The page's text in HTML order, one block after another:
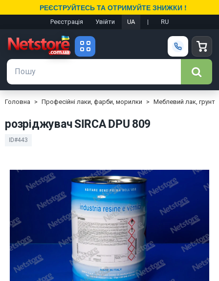
РЕЄСТРУЙТЕСЬ ТА ОТРИМУЙТЕ ЗНИЖКИ !
Реєстрація Увійти UA | RU
Головна Професійні лаки, фарби, морилки Меблевий лак, грунт
розріджувач SIRCA DPU 809
ID#443